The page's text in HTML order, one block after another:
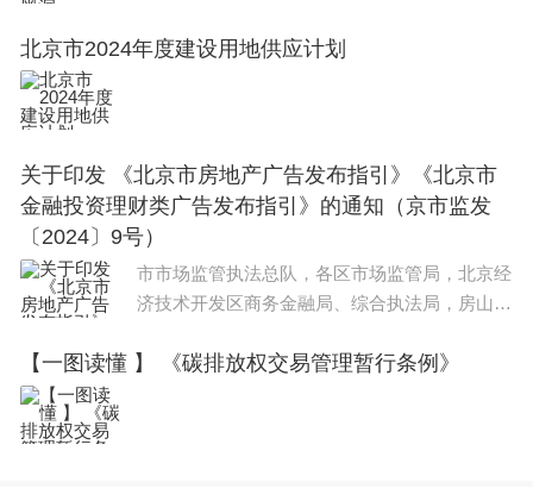
团队使用詹姆斯·韦布空间望远镜（JWST）发现
北京市2024年度建设用地供应计划
关于印发 《北京市房地产广告发布指引》《北京市
金融投资理财类广告发布指引》的通知（京市监发
〔2024〕9号）
市市场监管执法总队，各区市场监管局，北京经
济技术开发区商务金融局、综合执法局，房山区
处室，各广告经营单位： 现将《北京市房地
【一图读懂 】 《碳排放权交易管理暂行条例》